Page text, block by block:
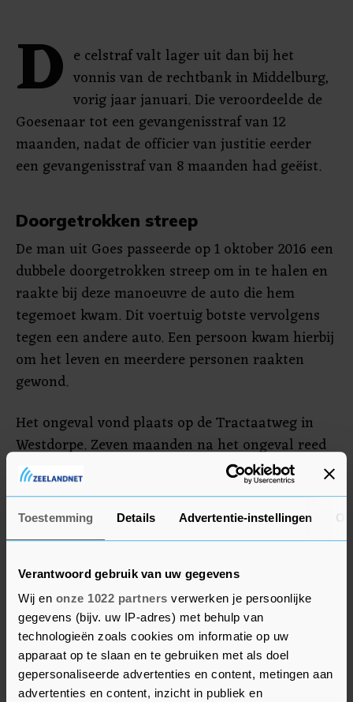
Toestemming Details Advertentie-instellingen
Verantwoord gebruik van uw gegevens
Wij en onze 1022 partners verwerken je persoonlijke
gegevens (bijv. uw IP-adres) met behulp van
technologieën zoals cookies om informatie op uw
apparaat op te slaan en te gebruiken met als doel
gepersonaliseerde advertenties en content, metingen aan
advertenties en content, inzicht in publiek en
D e celstraf valt lager uit dan bij het
vonnis van de rechtbank in Middelburg,
vorig jaar januari. Die veroordeelde de
Goesenaar tot een gevangenisstraf van 12
maanden, nadat de officier van justitie eerder
een gevangenisstraf van 8 maanden had geëist.
Doorgetrokken streep
De man uit Goes passeerde op 1 oktober 2016 een
dubbele doorgetrokken streep om in te halen en
raakte bij deze manoeuvre de auto die hem
tegemoet kwam. Dit voertuig botste vervolgens
tegen een andere auto. Een persoon kwam hierbij
om het leven en meerdere personen raakten
gewond.
Het ongeval vond plaats op de Tractaatweg in
Westdorpe. Zeven maanden na het ongeval reed
de man nog eens 161 kilometer per uur op een
weg waar 100 is toegestaan. Het gerechtshof
legde hem hiervoor een boete op van 750 euro en
een rijontzegging van twee maanden. Daar
gevangenisstraf op van twee weken met een
proeftijd van twee jaar.